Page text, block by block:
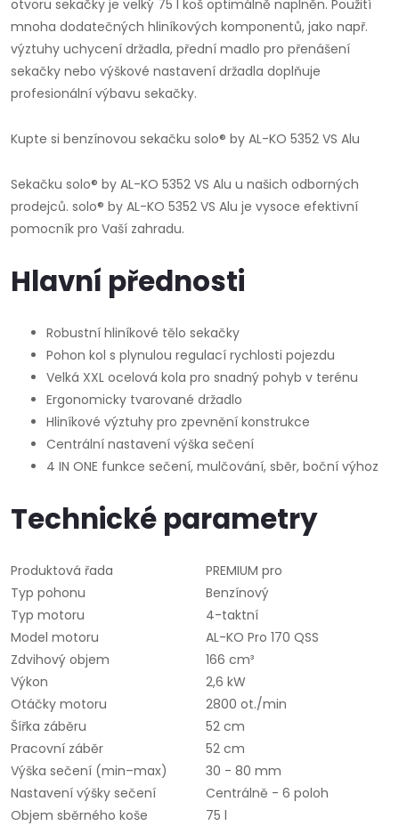
otvoru sekačky je velký 75 l koš optimálně naplněn. Použití
mnoha dodatečných hliníkových komponentů, jako např.
výztuhy uchycení držadla, přední madlo pro přenášení
sekačky nebo výškové nastavení držadla doplňuje
profesionální výbavu sekačky.
Kupte si benzínovou sekačku solo® by AL-KO 5352 VS Alu
Sekačku solo® by AL-KO 5352 VS Alu u našich odborných
prodejců. solo® by AL-KO 5352 VS Alu je vysoce efektivní
pomocník pro Vaší zahradu.
Hlavní přednosti
Robustní hliníkové tělo sekačky
Pohon kol s plynulou regulací rychlosti pojezdu
Velká XXL ocelová kola pro snadný pohyb v terénu
Ergonomicky tvarované držadlo
Hliníkové výztuhy pro zpevnění konstrukce
Centrální nastavení výška sečení
4 IN ONE funkce sečení, mulčování, sběr, boční výhoz
Technické parametry
Produktová řada
PREMIUM pro
Typ pohonu
Benzínový
Typ motoru
4-taktní
Model motoru
AL-KO Pro 170 QSS
Zdvihový objem
166 cm³
Výkon
2,6 kW
Otáčky motoru
2800 ot./min
Šířka záběru
52 cm
Pracovní záběr
52 cm
Výška sečení (min–max)
30 - 80 mm
Nastavení výšky sečení
Centrálně - 6 poloh
Objem sběrného koše
75 l